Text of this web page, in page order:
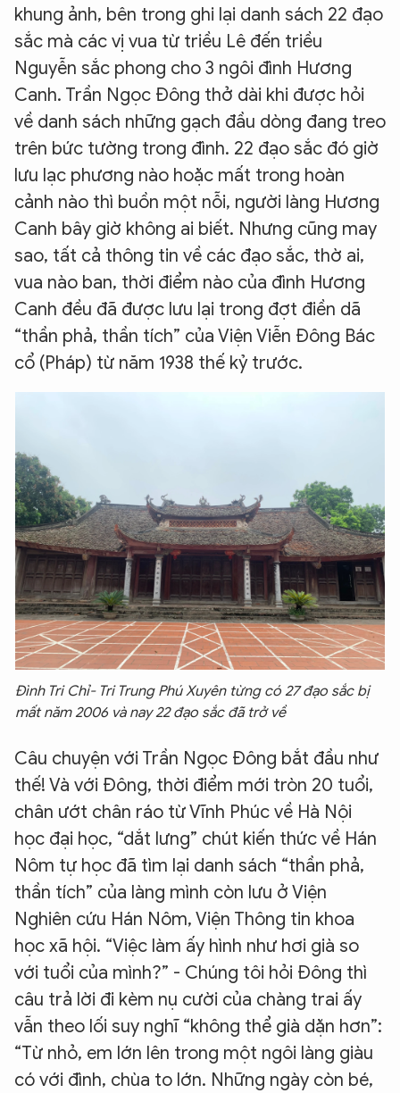
khung ảnh, bên trong ghi lại danh sách 22 đạo
sắc mà các vị vua từ triều Lê đến triều
Nguyễn sắc phong cho 3 ngôi đình Hương
Canh. Trần Ngọc Đông thở dài khi được hỏi
về danh sách những gạch đầu dòng đang treo
trên bức tường trong đình. 22 đạo sắc đó giờ
lưu lạc phương nào hoặc mất trong hoàn
cảnh nào thì buồn một nỗi, người làng Hương
Canh bây giờ không ai biết. Nhưng cũng may
sao, tất cả thông tin về các đạo sắc, thờ ai,
vua nào ban, thời điểm nào của đình Hương
Canh đều đã được lưu lại trong đợt điền dã
“thần phả, thần tích” của Viện Viễn Đông Bác
cổ (Pháp) từ năm 1938 thế kỷ trước.
Đình Tri Chỉ- Tri Trung Phú Xuyên từng có 27 đạo sắc bị
mất năm 2006 và nay 22 đạo sắc đã trở về
Câu chuyện với Trần Ngọc Đông bắt đầu như
thế! Và với Đông, thời điểm mới tròn 20 tuổi,
chân ướt chân ráo từ Vĩnh Phúc về Hà Nội
học đại học, “dắt lưng” chút kiến thức về Hán
Nôm tự học đã tìm lại danh sách “thần phả,
thần tích” của làng mình còn lưu ở Viện
Nghiên cứu Hán Nôm, Viện Thông tin khoa
học xã hội. “Việc làm ấy hình như hơi già so
với tuổi của mình?” - Chúng tôi hỏi Đông thì
câu trả lời đi kèm nụ cười của chàng trai ấy
vẫn theo lối suy nghĩ “không thể già dặn hơn”:
“Từ nhỏ, em lớn lên trong một ngôi làng giàu
có với đình, chùa to lớn. Những ngày còn bé,
XIN CHÀO,
TÔI LÀ CHATBOT CỦA